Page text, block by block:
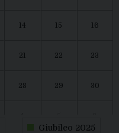
14 15 16
21 22 23
28 29 30
Giubileo 2025